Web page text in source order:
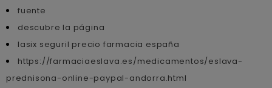
fuente
descubre la página
lasix seguril precio farmacia españa
https://farmaciaeslava.es/medicamentos/eslava-
prednisona-online-paypal-andorra.html